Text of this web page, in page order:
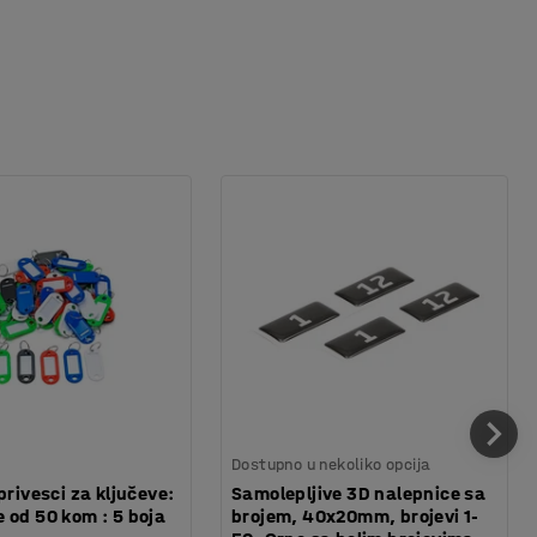
za ključeve:
od 50 kom : 5 boja
Dostupno u nekoliko opcija
Samolepljive 3D nalepnice sa
brojem, 40x20mm, brojevi 1-